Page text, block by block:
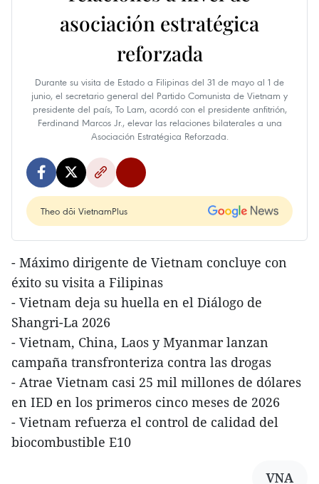
asociación estratégica
reforzada
Durante su visita de Estado a Filipinas del 31 de mayo al 1 de
junio, el secretario general del Partido Comunista de Vietnam y
presidente del país, To Lam, acordó con el presidente anfitrión,
Ferdinand Marcos Jr., elevar las relaciones bilaterales a una
Asociación Estratégica Reforzada.
Theo dõi VietnamPlus
- Máximo dirigente de Vietnam concluye con
éxito su visita a Filipinas
- Vietnam deja su huella en el Diálogo de
Shangri-La 2026
- Vietnam, China, Laos y Myanmar lanzan
campaña transfronteriza contra las drogas
- Atrae Vietnam casi 25 mil millones de dólares
en IED en los primeros cinco meses de 2026
- Vietnam refuerza el control de calidad del
biocombustible E10
VNA